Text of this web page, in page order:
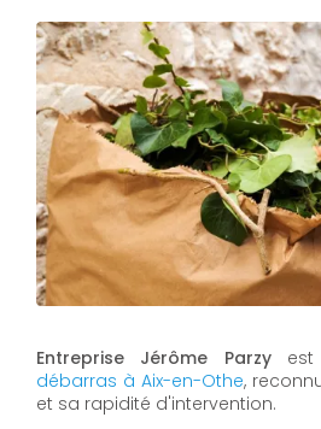
Entreprise Jérôme Parzyest
débarras à Aix-en-Othe,
et sa rapidité d'intervention.